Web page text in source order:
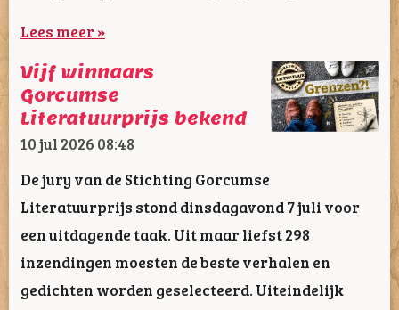
Lees meer »
Vijf winnaars
Gorcumse
Literatuurprijs bekend
10 jul 2026 08:48
De jury van de Stichting Gorcumse
Literatuurprijs stond dinsdagavond 7 juli voor
een uitdagende taak. Uit maar liefst 298
inzendingen moesten de beste verhalen en
gedichten worden geselecteerd. Uiteindelijk